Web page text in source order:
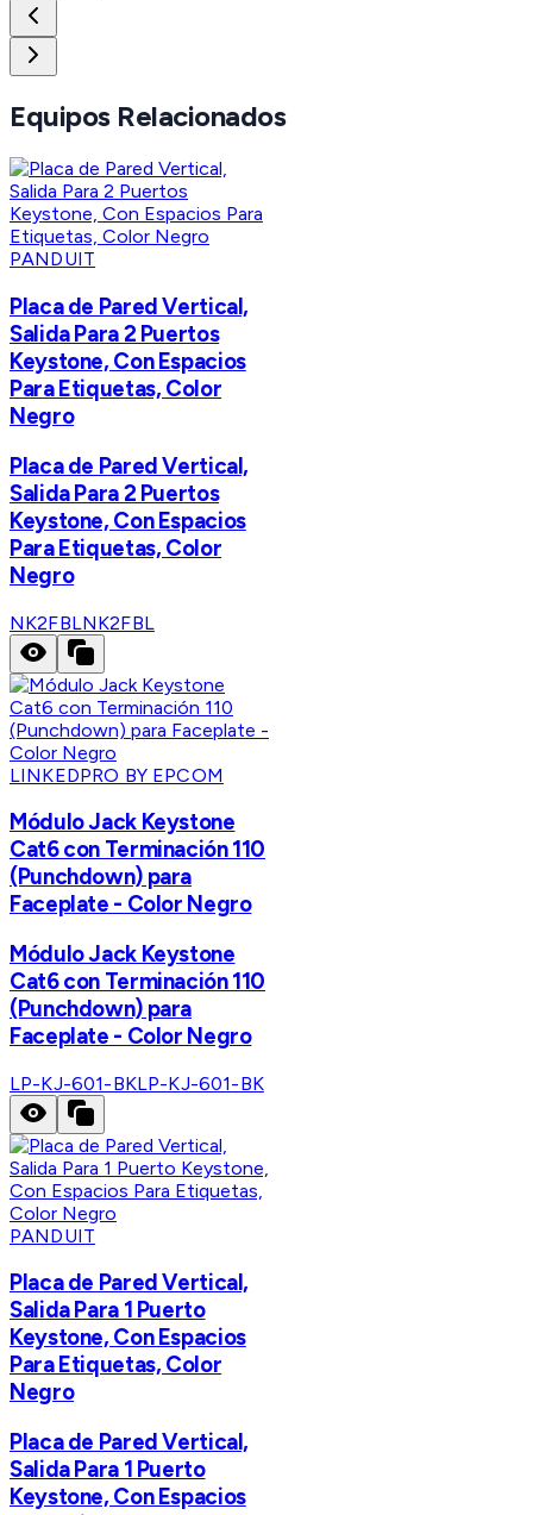
Equipos Relacionados
PANDUIT
Placa de Pared Vertical,
Salida Para 2 Puertos
Keystone, Con Espacios
Para Etiquetas, Color
Negro
Placa de Pared Vertical,
Salida Para 2 Puertos
Keystone, Con Espacios
Para Etiquetas, Color
Negro
NK2FBLNK2FBL
LINKEDPRO BY EPCOM
Módulo Jack Keystone
Cat6 con Terminación 110
(Punchdown) para
Faceplate - Color Negro
Módulo Jack Keystone
Cat6 con Terminación 110
(Punchdown) para
Faceplate - Color Negro
LP-KJ-601-BKLP-KJ-601-BK
PANDUIT
Placa de Pared Vertical,
Salida Para 1 Puerto
Keystone, Con Espacios
Para Etiquetas, Color
Negro
Placa de Pared Vertical,
Salida Para 1 Puerto
Keystone, Con Espacios